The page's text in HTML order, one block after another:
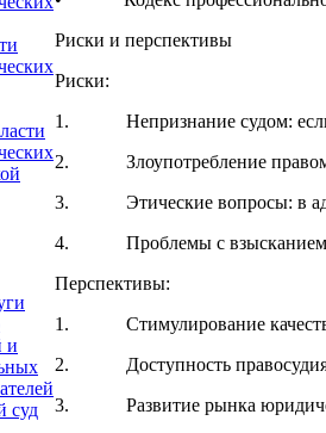
и
суд
Риски и перспективы
Риски:
1. Непризнание судом: если
2. Злоупотребление правом:
3. Этические вопросы: в
4. Проблемы с взысканием:
Перспективы:
1. Стимулирование качества
2. Доступность правосудия:
3. Развитие рынка